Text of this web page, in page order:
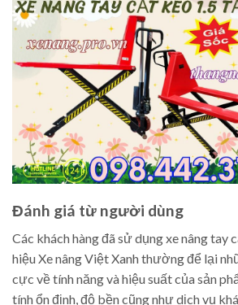
Đánh giá từ người dùng
Các khách hàng đã sử dụng xe nâng
hiệu Xe nâng Việt Xanh thường để lại
cực về tính năng và hiệu suất của sản
tính ổn định, độ bền cũng như dịch vụ